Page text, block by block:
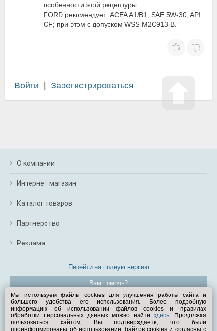
особенности этой рецептуры.
FORD рекомендует: ACEA A1/B1; SAE 5W-30; API
CF; при этом с допуском WSS-M2C913-B.
Войти Зарегистрироваться
О компании
Интернет магазин
Каталог товаров
Партнерство
Реклама
Перейти на полную версию
Вам помочь?
© Exist.ru 1998—2026
Мы используем файлы cookies для улучшения работы сайта и
большего удобства его использования. Более подробную
информацию об использовании файлов cookies и правилах
обработки персональных данных можно найтиздесь. Продолжая
пользоваться сайтом, Вы подтверждаете, что были
проинформированы об использовании файлов cookies и согласны с